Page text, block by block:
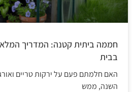
חממה ביתית קטנה: המדריך המלא
בבית
האם חלמתם פעם על ירקות טריים
השנה, ממש